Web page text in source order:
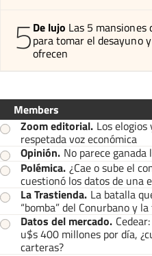
5De lujo Las 5 mansiones
para tomar el desayuno
ofrecen
Members
Zoom editorial. Los
respetada voz económica
Opinión. No parece
Polémica. ¿Cae o sube el
cuestionó los datos de una
La Trastienda. La batalla
“bomba” del Conurbano y
Datos del mercado.
u$s 400 millones por día,
carteras?